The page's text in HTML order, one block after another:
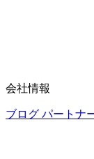
会社情報
ブログ パートナ